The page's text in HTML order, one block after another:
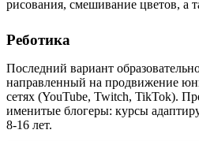
рисования, смешивание цветов, а
Реботика
Последний вариант
направленный на продвижение
сетях (YouTube, Twitch, TikTok).
именитые блогеры: курсы
8-16 лет.